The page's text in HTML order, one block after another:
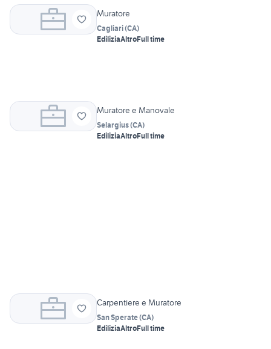
Muratore
Cagliari(CA)
EdiliziaAltroFull time
Muratore e Manovale
Selargius(CA)
EdiliziaAltroFull time
Carpentiere e Muratore
San Sperate(CA)
EdiliziaAltroFull time